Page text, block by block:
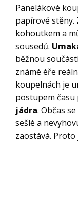
Panelákové
papírové stěny.
kohoutkem a
sousedů.
běžnou
známé éře
koupelnách je
postupem
jádra. Občas
sešlé a
zaostává.